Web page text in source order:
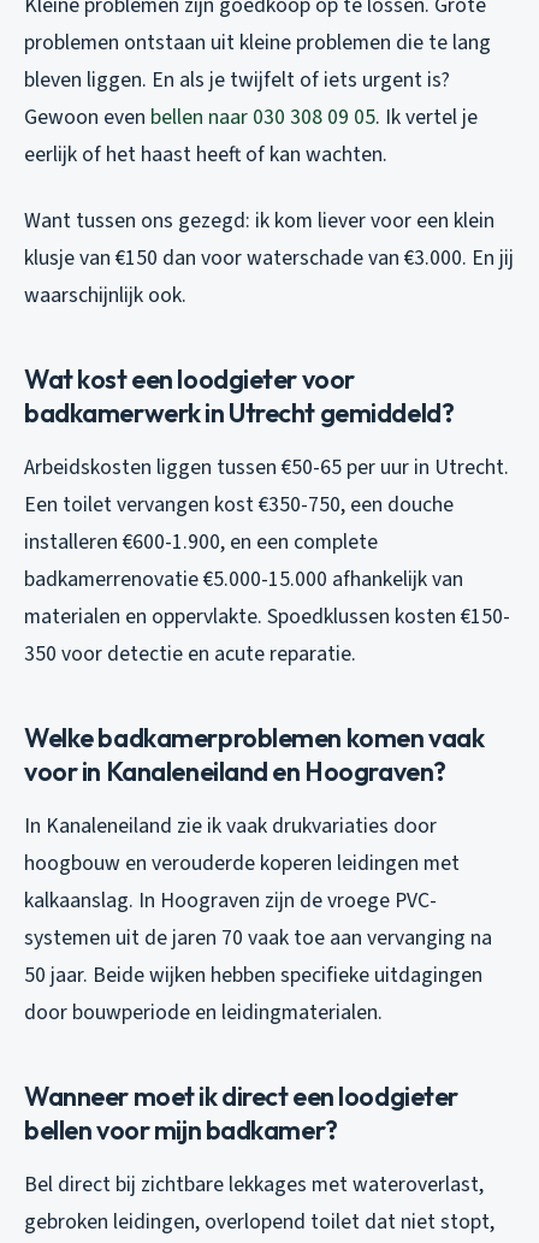
problemen ontstaan uit kleine problemen die te lang
bleven liggen. En als je twijfelt of iets urgent is?
Gewoon even bellen naar 030 308 09 05. Ik vertel je
eerlijk of het haast heeft of kan wachten.
Want tussen ons gezegd: ik kom liever voor een klein
klusje van €150 dan voor waterschade van €3.000. En jij
waarschijnlijk ook.
Wat kost een loodgieter voor
badkamerwerk in Utrecht gemiddeld?
Arbeidskosten liggen tussen €50-65 per uur in Utrecht.
Een toilet vervangen kost €350-750, een douche
installeren €600-1.900, en een complete
badkamerrenovatie €5.000-15.000 afhankelijk van
materialen en oppervlakte. Spoedklussen kosten €150-
350 voor detectie en acute reparatie.
Welke badkamerproblemen komen vaak
voor in Kanaleneiland en Hoograven?
In Kanaleneiland zie ik vaak drukvariaties door
hoogbouw en verouderde koperen leidingen met
kalkaanslag. In Hoograven zijn de vroege PVC-
systemen uit de jaren 70 vaak toe aan vervanging na
50 jaar. Beide wijken hebben specifieke uitdagingen
door bouwperiode en leidingmaterialen.
Wanneer moet ik direct een loodgieter
bellen voor mijn badkamer?
Bel direct bij zichtbare lekkages met wateroverlast,
gebroken leidingen, overlopend toilet dat niet stopt,